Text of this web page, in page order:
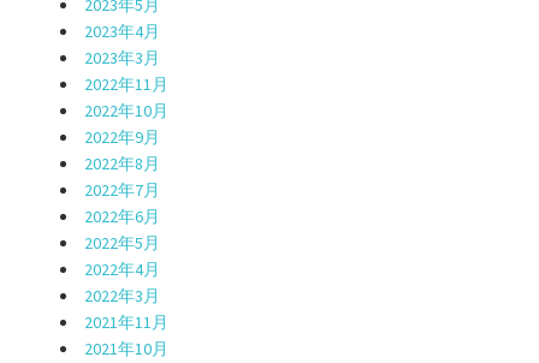
2023年5月
2023年4月
2023年3月
2022年11月
2022年10月
2022年9月
2022年8月
2022年7月
2022年6月
2022年5月
2022年4月
2022年3月
2021年11月
2021年10月